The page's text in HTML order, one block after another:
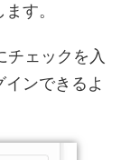
す。
ェックを入
ンできるよ